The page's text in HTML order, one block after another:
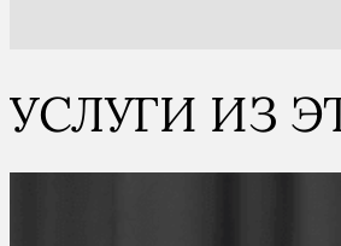
УСЛУГИ ИЗ